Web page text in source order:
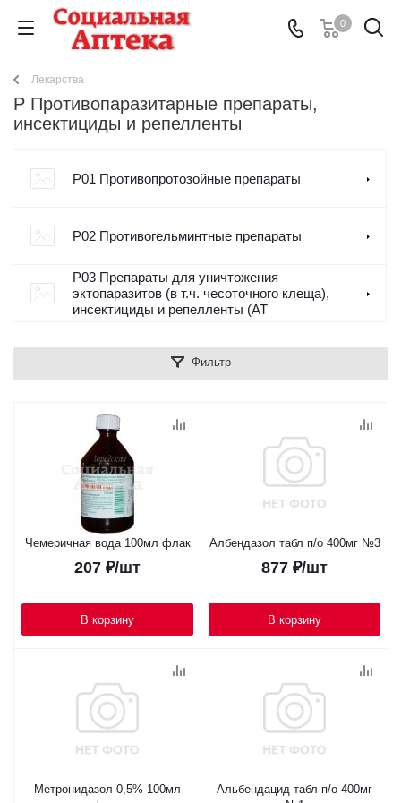
0
Лекарства
P Противопаразитарные препараты,
инсектициды и репелленты
P01 Противопротозойные препараты
P02 Противогельминтные препараты
P03 Препараты для уничтожения
эктопаразитов (в т.ч. чесоточного клеща),
инсектициды и репелленты (АТ
Фильтр
Чемеричная вода 100мл флак
207 ₽/шт
В корзину
Албендазол табл п/о 400мг №3
877 ₽/шт
В корзину
Метронидазол 0,5% 100мл
Альбендацид табл п/о 400мг